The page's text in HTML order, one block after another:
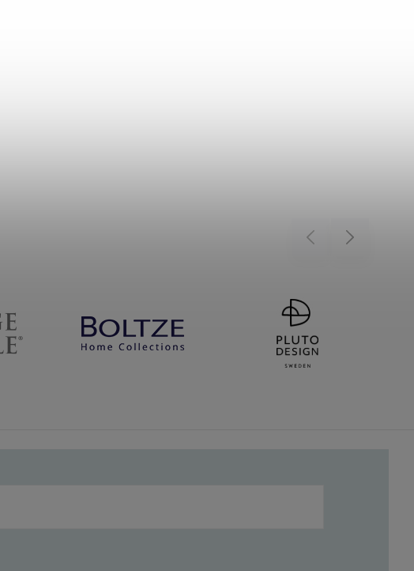
Previous Next